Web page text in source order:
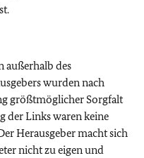
außerhalb des
wurden nach
größtmöglicher Sorgfalt
der Links waren keine
Herausgeber macht sich
nicht zu eigen und